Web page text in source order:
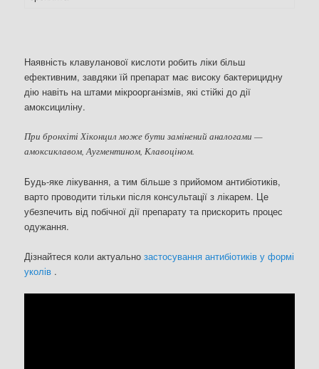
Наявність клавуланової кислоти робить ліки більш
ефективним, завдяки їй препарат має високу бактерицидну
дію навіть на штами мікроорганізмів, які стійкі до дії
амоксициліну.
При бронхіті Хіконцил може бути замінений аналогами —
амоксиклавом, Аугментином, Клавоціном.
Будь-яке лікування, а тим більше з прийомом антибіотиків,
варто проводити тільки після консультації з лікарем. Це
убезпечить від побічної дії препарату та прискорить процес
одужання.
Дізнайтеся коли актуальнозастосування антибіотиків у формі
уколів .